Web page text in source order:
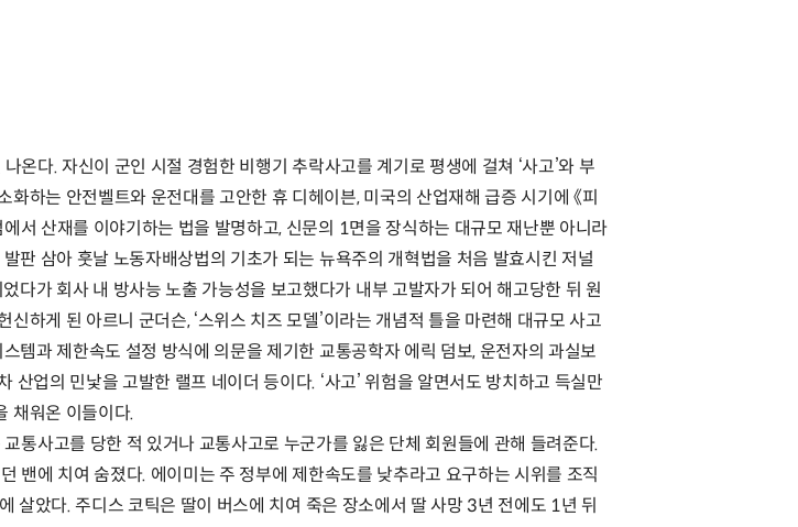
온다. 자신이 군인 시절 경험한 비행기 추락사고를 계기로 평생에 걸쳐 ‘사고’와 부
하는 안전벨트와 운전대를 고안한 휴 디헤이븐, 미국의 산업재해 급증 시기에 《피
서 산재를 이야기하는 법을 발명하고, 신문의 1면을 장식하는 대규모 재난뿐 아니라
판 삼아 훗날 노동자배상법의 기초가 되는 뉴욕주의 개혁법을 처음 발효시킨 저널
다가 회사 내 방사능 노출 가능성을 보고했다가 내부 고발자가 되어 해고당한 뒤 원
하게 된 아르니 군더슨, ‘스위스 치즈 모델’이라는 개념적 틀을 마련해 대규모 사고
템과 제한속도 설정 방식에 의문을 제기한 교통공학자 에릭 덤보, 운전자의 과실보
업의 민낯을 고발한 랠프 네이더 등이다. ‘사고’ 위험을 알면서도 방치하고 득실만
채워온 이들이다.
통사고를 당한 적 있거나 교통사고로 누군가를 잃은 단체 회원들에 관해 들려준다.
밴에 치여 숨졌다. 에이미는 주 정부에 제한속도를 낮추라고 요구하는 시위를 조직
살았다. 주디스 코틱은 딸이 버스에 치여 죽은 장소에서 딸 사망 3년 전에도 1년 뒤